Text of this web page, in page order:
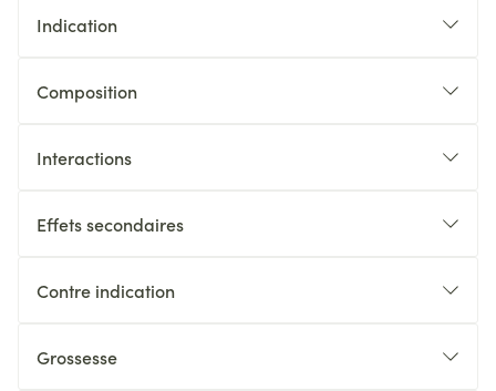
Indication
Composition
Interactions
Effets secondaires
Contre indication
Grossesse